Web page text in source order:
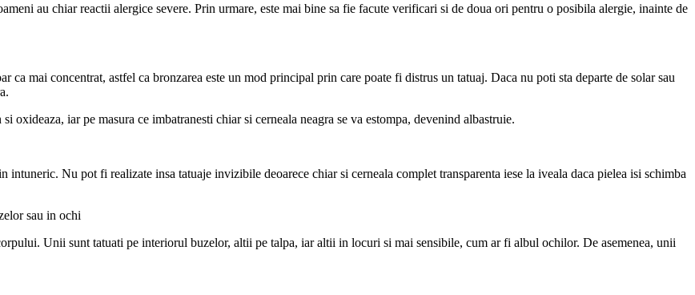
au chiar reactii alergice severe. Prin urmare, este mai bine sa fie facute verificari si de doua ori pentru o posibila alergie, inainte de
ca mai concentrat, astfel ca bronzarea este un mod principal prin care poate fi distrus un tatuaj. Daca nu poti sta departe de solar sau
oxideaza, iar pe masura ce imbatranesti chiar si cerneala neagra se va estompa, devenind albastruie.
intuneric. Nu pot fi realizate insa tatuaje invizibile deoarece chiar si cerneala complet transparenta iese la iveala daca pielea isi schimba
sau in ochi
Unii sunt tatuati pe interiorul buzelor, altii pe talpa, iar altii in locuri si mai sensibile, cum ar fi albul ochilor. De asemenea, unii